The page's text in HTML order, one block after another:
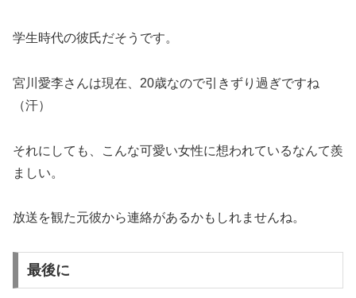
学生時代の彼氏だそうです。
宮川愛李さんは現在、20歳なので引きずり過ぎですね
（汗）
それにしても、こんな可愛い女性に想われているなんて羨
ましい。
放送を観た元彼から連絡があるかもしれませんね。
最後に